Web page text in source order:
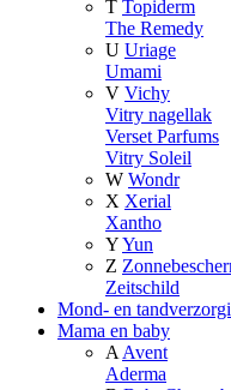
T Topiderm
The Remedy
U Uriage
Umami
V Vichy
Vitry nagellak
Verset Parfums
Vitry Soleil
W Wondr
X Xerial
Xantho
YYun
Z
Zeitschild
Mond- en
Mama en baby
A Avent
Aderma